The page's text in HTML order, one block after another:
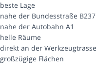
beste Lage
nahe der Bundesstraße
nahe der Autobahn A1
helle Räume
direkt an der Werkzeugtrasse
großzügige Flächen